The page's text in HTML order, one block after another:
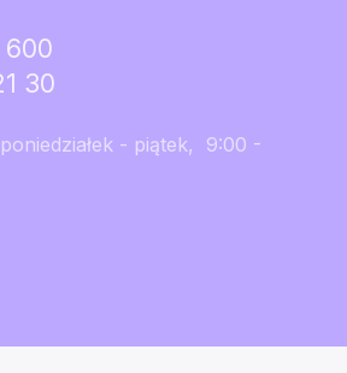
600
30
- piątek, 9:00 -